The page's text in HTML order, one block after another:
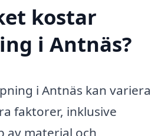
kostar
i Antnäs?
i Antnäs kan variera
faktorer, inklusive
av material och